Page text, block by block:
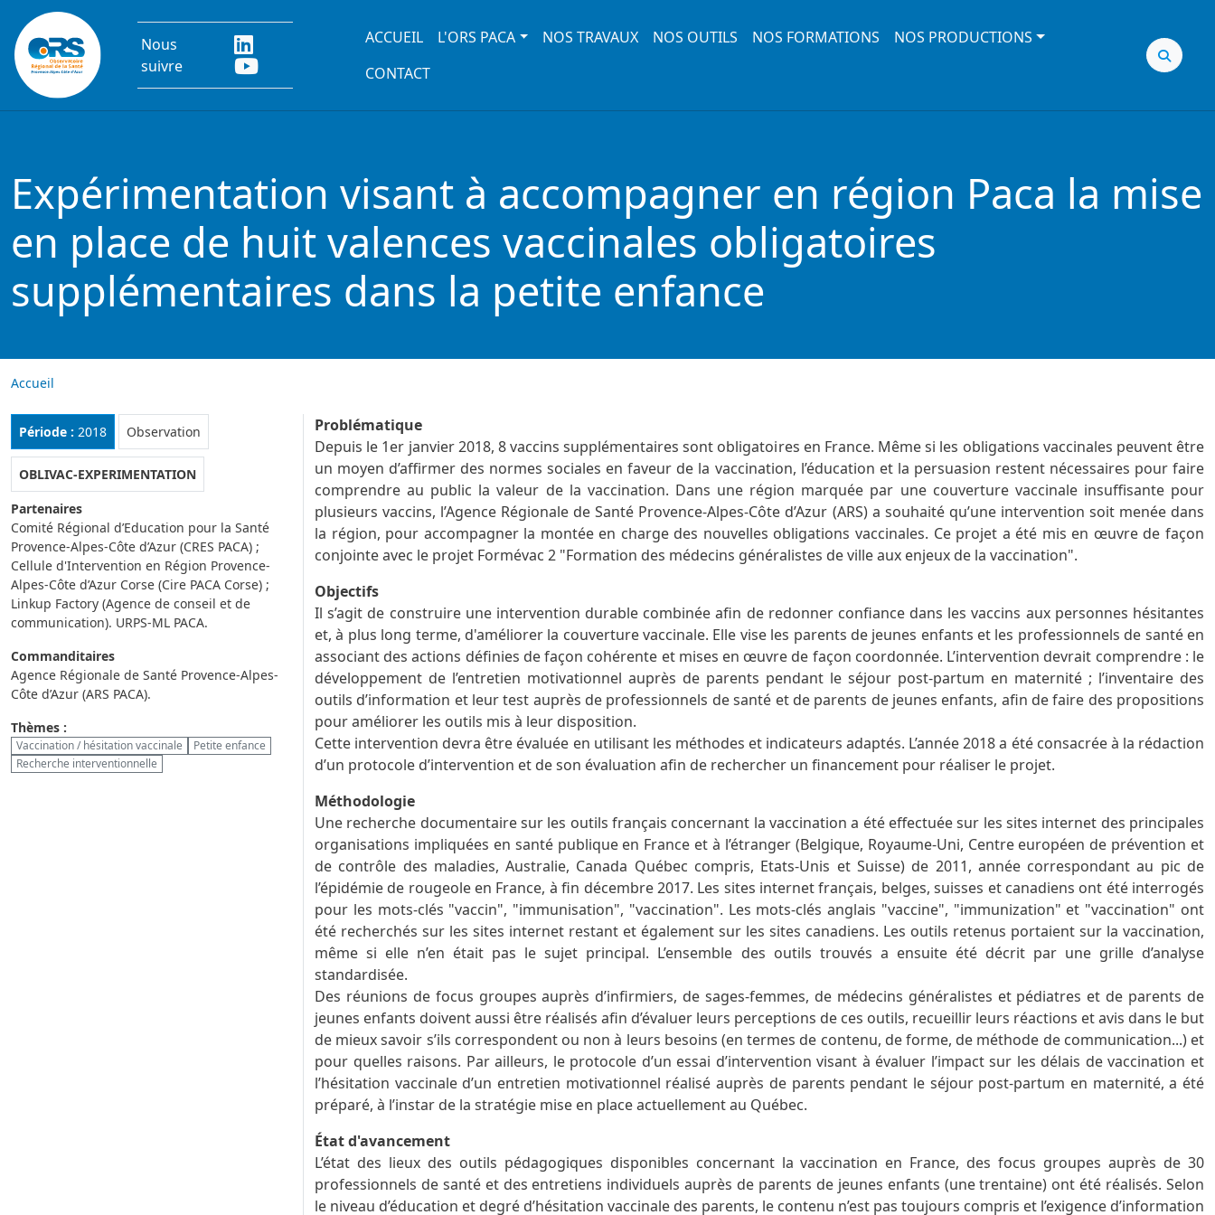
Aller au contenu principal
Nous
suivre
Main navigation
ACCUEIL L'ORS PACA NOS TRAVAUX NOS OUTILS NOS FORMATIONS
NOS PRODUCTIONS
CONTACT
Expérimentation visant à accompagner en région Paca la mise
en place de huit valences vaccinales obligatoires
supplémentaires dans la petite enfance
Accueil
Période : 2018 Rubrique :
Observation
OBLIVAC-EXPERIMENTATION
Partenaires
Comité Régional d’Education pour la Santé
Provence-Alpes-Côte d’Azur (CRES PACA) ;
Cellule d'Intervention en Région Provence-
Alpes-Côte d’Azur Corse (Cire PACA Corse) ;
Linkup Factory (Agence de conseil et de
communication). URPS-ML PACA.
Commanditaires
Agence Régionale de Santé Provence-Alpes-
Côte d’Azur (ARS PACA).
Thèmes :
Vaccination / hésitation vaccinale
Petite enfance
Recherche interventionnelle
Problématique
Depuis le 1er janvier 2018, 8 vaccins supplémentaires sont obligatoires en France. Même si les obligations vaccinales peuvent être
un moyen d’affirmer des normes sociales en faveur de la vaccination, l’éducation et la persuasion restent nécessaires pour faire
comprendre au public la valeur de la vaccination. Dans une région marquée par une couverture vaccinale insuffisante pour
plusieurs vaccins, l’Agence Régionale de Santé Provence-Alpes-Côte d’Azur (ARS) a souhaité qu’une intervention soit menée dans
la région, pour accompagner la montée en charge des nouvelles obligations vaccinales. Ce projet a été mis en œuvre de façon
conjointe avec le projet Formévac 2 "Formation des médecins généralistes de ville aux enjeux de la vaccination".
Objectifs
Il s’agit de construire une intervention durable combinée afin de redonner confiance dans les vaccins aux personnes hésitantes
et, à plus long terme, d'améliorer la couverture vaccinale. Elle vise les parents de jeunes enfants et les professionnels de santé en
associant des actions définies de façon cohérente et mises en œuvre de façon coordonnée. L’intervention devrait comprendre : le
développement de l’entretien motivationnel auprès de parents pendant le séjour post-partum en maternité ; l’inventaire des
outils d’information et leur test auprès de professionnels de santé et de parents de jeunes enfants, afin de faire des propositions
pour améliorer les outils mis à leur disposition.
Cette intervention devra être évaluée en utilisant les méthodes et indicateurs adaptés. L’année 2018 a été consacrée à la rédaction
d’un protocole d’intervention et de son évaluation afin de rechercher un financement pour réaliser le projet.
Méthodologie
Une recherche documentaire sur les outils français concernant la vaccination a été effectuée sur les sites internet des principales
organisations impliquées en santé publique en France et à l’étranger (Belgique, Royaume-Uni, Centre européen de prévention et
de contrôle des maladies, Australie, Canada Québec compris, Etats-Unis et Suisse) de 2011, année correspondant au pic de
l’épidémie de rougeole en France, à fin décembre 2017. Les sites internet français, belges, suisses et canadiens ont été interrogés
pour les mots-clés "vaccin", "immunisation", "vaccination". Les mots-clés anglais "vaccine", "immunization" et "vaccination" ont
été recherchés sur les sites internet restant et également sur les sites canadiens. Les outils retenus portaient sur la vaccination,
même si elle n’en était pas le sujet principal. L’ensemble des outils trouvés a ensuite été décrit par une grille d’analyse
standardisée.
Des réunions de focus groupes auprès d’infirmiers, de sages-femmes, de médecins généralistes et pédiatres et de parents de
jeunes enfants doivent aussi être réalisés afin d’évaluer leurs perceptions de ces outils, recueillir leurs réactions et avis dans le but
de mieux savoir s’ils correspondent ou non à leurs besoins (en termes de contenu, de forme, de méthode de communication...) et
pour quelles raisons. Par ailleurs, le protocole d’un essai d’intervention visant à évaluer l’impact sur les délais de vaccination et
l’hésitation vaccinale d’un entretien motivationnel réalisé auprès de parents pendant le séjour post-partum en maternité, a été
préparé, à l’instar de la stratégie mise en place actuellement au Québec.
État d'avancement
L’état des lieux des outils pédagogiques disponibles concernant la vaccination en France, des focus groupes auprès de 30
professionnels de santé et des entretiens individuels auprès de parents de jeunes enfants (une trentaine) ont été réalisés. Selon
le niveau d’éducation et degré d’hésitation vaccinale des parents, le contenu n’est pas toujours compris et l’exigence d’information